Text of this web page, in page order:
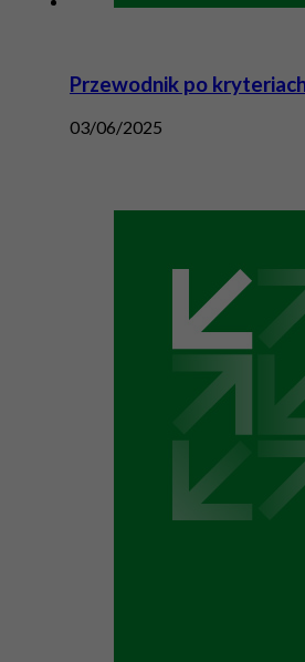
Przewodnik po
03/06/2025